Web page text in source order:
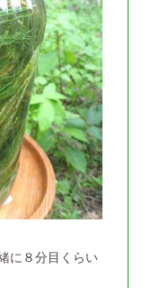
に８分目くらい